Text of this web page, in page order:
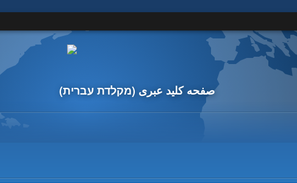
صفحه کلید عبری (מקלדת עברית)